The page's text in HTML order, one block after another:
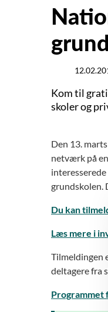
Kom til
skoler og
Den 13.
netværk på
grundskolen.
Du kan
Læs mere i
Tilmeldingen
deltagere fra
Programmet